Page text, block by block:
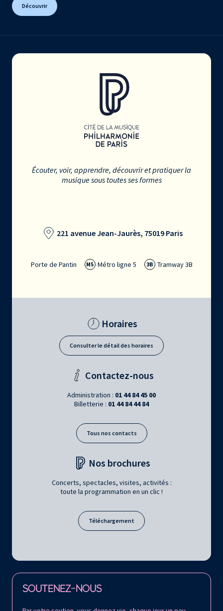
Découvrir
Écouter, voir, apprendre, découvrir et pratiquer la
musique sous toutes ses formes
221 avenue Jean-Jaurès, 75019 Paris
Porte de Pantin M5 Métro ligne 5 3B Tramway 3B
Horaires
Consulter le détail des horaires
Contactez-nous
Administration : 01 44 84 45 00
Billetterie : 01 44 84 44 84
Tous nos contacts
Nos brochures
Concerts, spectacles, visites, activités :
toute la programmation en un clic !
Téléchargement
SOUTENEZ-NOUS
Retrouvez la Philharmonie de Paris sur